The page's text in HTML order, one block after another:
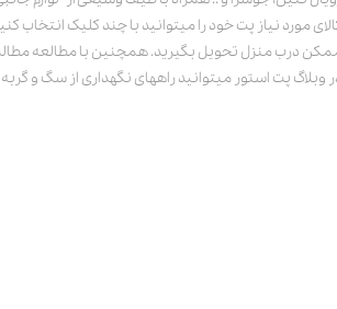
مورد نیاز پت خود را میتوانید با چند کلیک انتخاب
درب منزل تحویل بگیرید. همچنین با مطالعه
وبلاگ پت استور میتوانید راههای نگهداری از سگ و